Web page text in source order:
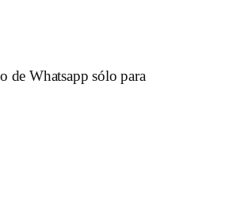
de Whatsapp sólo para